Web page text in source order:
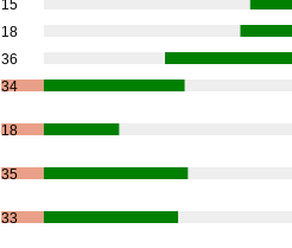
15
18
36
34
18
35
33